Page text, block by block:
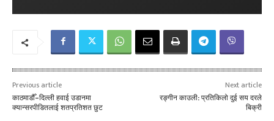
Previous article
काठमाडौँ–दिल्ली हवाई उडानमा
क्यान्सरपीडितलाई शतप्रतिशत छुट
Next article
रङ्गीन काउली: प्रतिकिलो दुई सय दरले
बिक्री